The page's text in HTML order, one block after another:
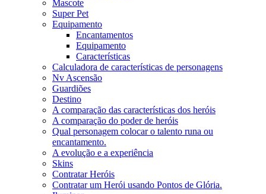
Mascote
Super Pet
Equipamento
Encantamentos
Equipamento
Características
Calculadora de características de personagens
Nv Ascensão
Guardiões
Destino
A comparação das características dos heróis
A comparação do poder de heróis
Qual personagem colocar o talento runa ou
encantamento.
A evolução e a experiência
Skins
Contratar Heróis
Contratar um Herói usando Pontos de Glória.